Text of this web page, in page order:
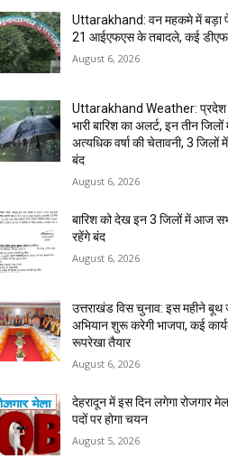
Uttarakhand: वन महकमे में बड़ा
21 आईएफएस के तबादले, कई
August 6, 2026
Uttarakhand Weather:
भारी बारिश का अलर्ट, इन तीन जिलों
अत्यधिक वर्षा की चेतावनी, 3 जिलों
बंद
August 6, 2026
बारिश को देख इन 3 जिलों में आज
रहेंगे बंद
August 6, 2026
उत्तराखंड विस चुनाव: इस महीने बूथ
अभियान शुरू करेगी भाजपा, कई
रूपरेखा तैयार
August 6, 2026
देहरादून में इस दिन लगेगा रोजगार
पदों पर होगा चयन
August 5, 2026